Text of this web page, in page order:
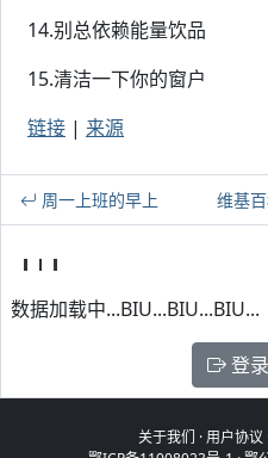
14.别总依赖能量饮品
15.清洁一下你的窗户
链接 | 来源
周一上班的早上 维基
数据加载中...BIU...BIU...BIU...
登
关于我们 ·用户协议